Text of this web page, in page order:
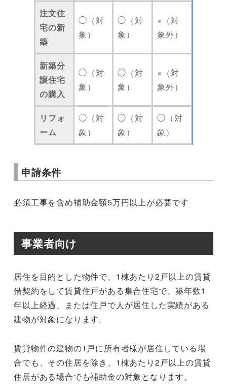
注文住
宅の新
築
◯（対
象）
◯（対
象）
×（対
象外）
新築分
譲住宅
の購入
◯（対
象）
◯（対
象）
×（対
象外）
リフォ
ーム
◯（対
象）
◯（対
象）
◯（対
象）
申請条件
必須工事を含め補助金額5万円以上が必要です
事業者向け
居住を目的とした物件で、1棟あたり2戸以上の賃貸
借契約をして賃貸住戸がある集合住宅で、築年数1
年以上経過、または住戸で人が居住した実績がある
建物が対象になります。
賃貸物件の建物の1戸に所有者様が居住している場
合でも、その住居を除き、1棟あたり2戸以上の賃貸
住居がある場合でも補助金の対象となります。